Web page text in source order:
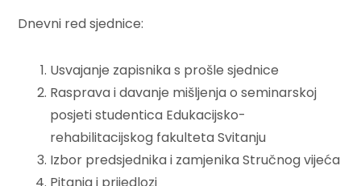
Dnevni red sjednice:
Usvajanje zapisnika s prošle sjednice
Rasprava i davanje mišljenja o seminarskoj
posjeti studentica Edukacijsko-
rehabilitacijskog fakulteta Svitanju
Izbor predsjednika i zamjenika Stručnog vijeća